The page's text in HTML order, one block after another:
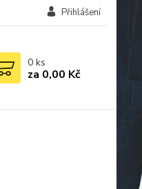
Přihlášení
0 ks
za 0,00 Kč